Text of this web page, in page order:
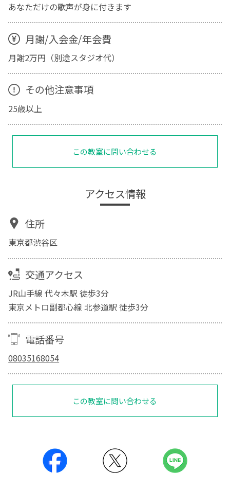
あなただけの歌声が身に付きます
月謝/入会金/年会費
月謝2万円（別途スタジオ代）
その他注意事項
25歳以上
この教室に問い合わせる
アクセス情報
住所
東京都渋谷区
交通アクセス
JR山手線 代々木駅 徒歩3分
東京メトロ副都心線 北参道駅 徒歩3分
電話番号
08035168054
この教室に問い合わせる